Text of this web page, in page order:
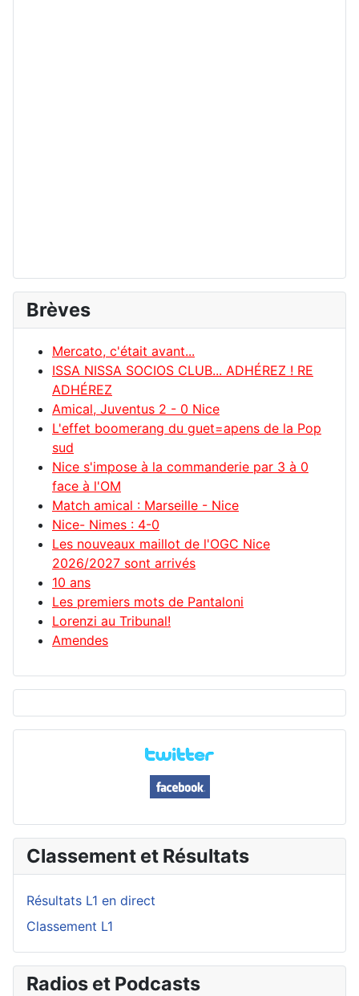
Brèves
Mercato, c'était avant...
ISSA NISSA SOCIOS CLUB... ADHÉREZ ! RE
ADHÉREZ
Amical, Juventus 2 - 0 Nice
L'effet boomerang du guet=apens de la Pop
sud
Nice s'impose à la commanderie par 3 à 0
face à l'OM
Match amical : Marseille - Nice
Nice- Nimes : 4-0
Les nouveaux maillot de l'OGC Nice
2026/2027 sont arrivés
10 ans
Les premiers mots de Pantaloni
Lorenzi au Tribunal!
Amendes
Classement et Résultats
Résultats L1 en direct
Classement L1
Radios et Podcasts